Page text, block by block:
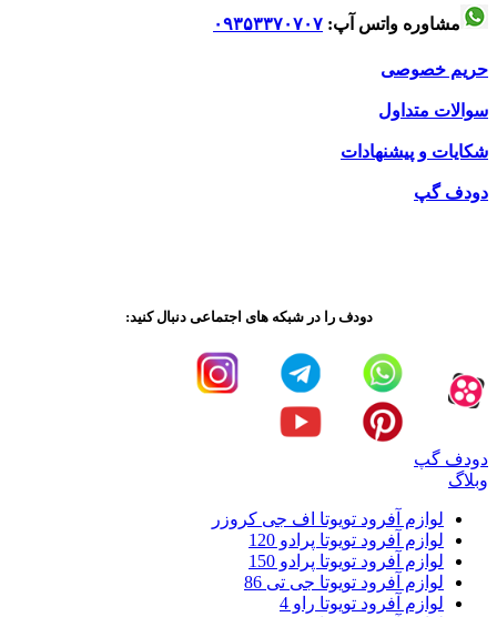
مشاوره واتس آپ: ۰۹۳۵۳۳۷۰۷۰۷
حریم خصوصی
سوالات متداول
شکایات و پیشنهادات
دودف گپ
دودف را در شبکه های اجتماعی دنبال کنید:
دودف گپ
وبلاگ
لوازم آفرود تویوتا اف جی کروزر
لوازم آفرود تویوتا پرادو 120
لوازم آفرود تویوتا پرادو 150
لوازم آفرود تویوتا جی تی 86
لوازم آفرود تویوتا راو 4